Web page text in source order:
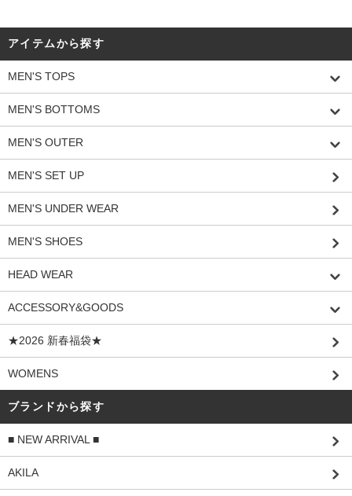
アイテムから探す
MEN'S TOPS
MEN'S BOTTOMS
MEN'S OUTER
MEN'S SET UP
MEN'S UNDER WEAR
MEN'S SHOES
HEAD WEAR
ACCESSORY&GOODS
★2026 新春福袋★
WOMENS
ブランドから探す
■ NEW ARRIVAL ■
AKILA